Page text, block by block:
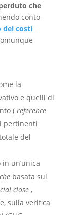
che
conto
dei costi
la
e quelli di
( reference
pertinenti
del
un’unica
basata sul
close,
sulla verifica